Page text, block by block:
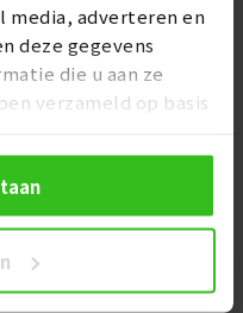
media, adverteren en
deze gegevens
die u aan ze
verzameld op basis
3 kleuren